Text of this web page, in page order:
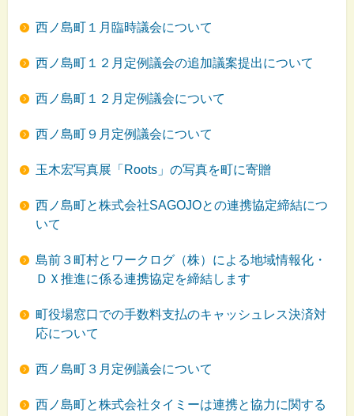
西ノ島町１月臨時議会について
西ノ島町１２月定例議会の追加議案提出について
西ノ島町１２月定例議会について
西ノ島町９月定例議会について
玉木宏写真展「Roots」の写真を町に寄贈
西ノ島町と株式会社SAGOJOとの連携協定締結につ
いて
島前３町村とワークログ（株）による地域情報化・
ＤＸ推進に係る連携協定を締結します
町役場窓口での手数料支払のキャッシュレス決済対
応について
西ノ島町３月定例議会について
西ノ島町と株式会社タイミーは連携と協力に関する